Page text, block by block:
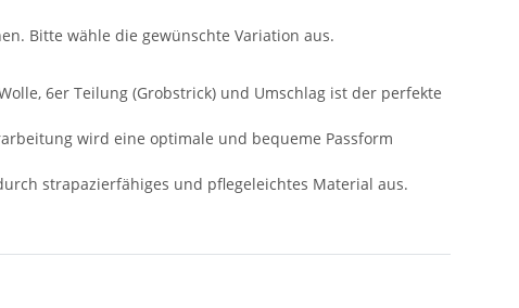
Bitte wähle die gewünschte Variation aus.
6er Teilung (Grobstrick) und Umschlag ist der perfekte
wird eine optimale und bequeme Passform
strapazierfähiges und pflegeleichtes Material aus.